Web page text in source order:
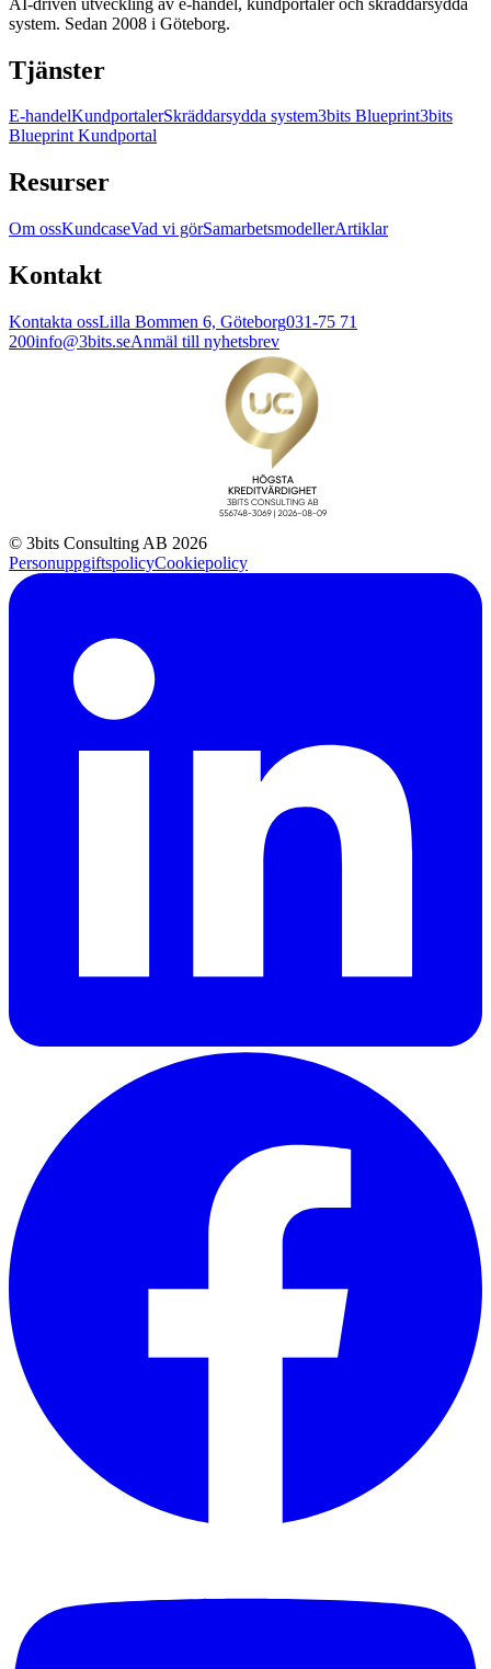
system. Sedan 2008 i Göteborg.
Tjänster
E-handelKundportalerSkräddarsydda system3bits Blueprint3bits
Blueprint Kundportal
Resurser
Om ossKundcaseVad vi görSamarbetsmodellerArtiklar
Kontakt
Kontakta ossLilla Bommen 6, Göteborg031-75 71
200info@3bits.seAnmäl till nyhetsbrev
© 3bits Consulting AB 2026
PersonuppgiftspolicyCookiepolicy